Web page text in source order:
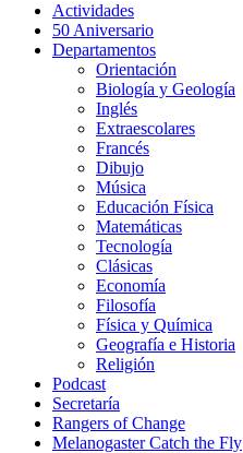
Actividades
50 Aniversario
Departamentos
Orientación
Biología y Geología
Inglés
Extraescolares
Francés
Dibujo
Música
Educación Física
Matemáticas
Tecnología
Clásicas
Economía
Filosofía
Física y Química
Geografía e Historia
Religión
Podcast
Secretaría
Rangers of Change
Melanogaster Catch the Fly